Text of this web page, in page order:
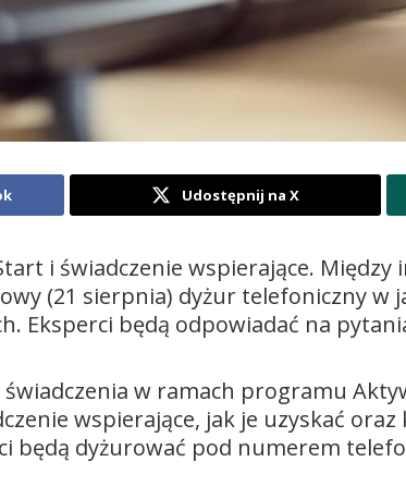
Udostępnij na X
i świadczenie wspierające.
(21 sierpnia) dyżur telefoniczny w
Eksperci będą odpowiadać na
w ramach programu
wspierające, jak je uzyskać oraz
będą dyżurować pod numerem